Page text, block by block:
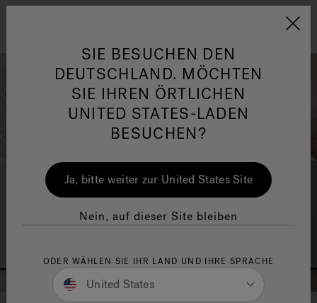
Jacuzzi&reg; EMEA
SIE BESUCHEN DEN
DEUTSCHLAND. MÖCHTEN
SIE IHREN ÖRTLICHEN
UNITED STATES-LADEN
BESUCHEN?
Ja, bitte weiter zur United States Site
Nein, auf dieser Site bleiben
ODER WÄHLEN SIE IHR LAND UND IHRE SPRACHE
United States